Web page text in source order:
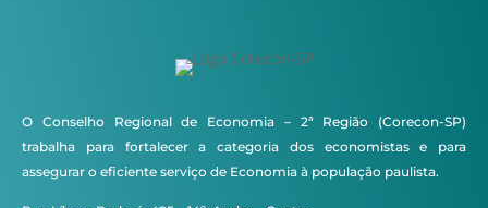
O Conselho Regional de Economia – 2ª Região (Corecon-SP)
trabalha para fortalecer a categoria dos economistas e para
assegurar o eficiente serviço de Economia à população paulista.